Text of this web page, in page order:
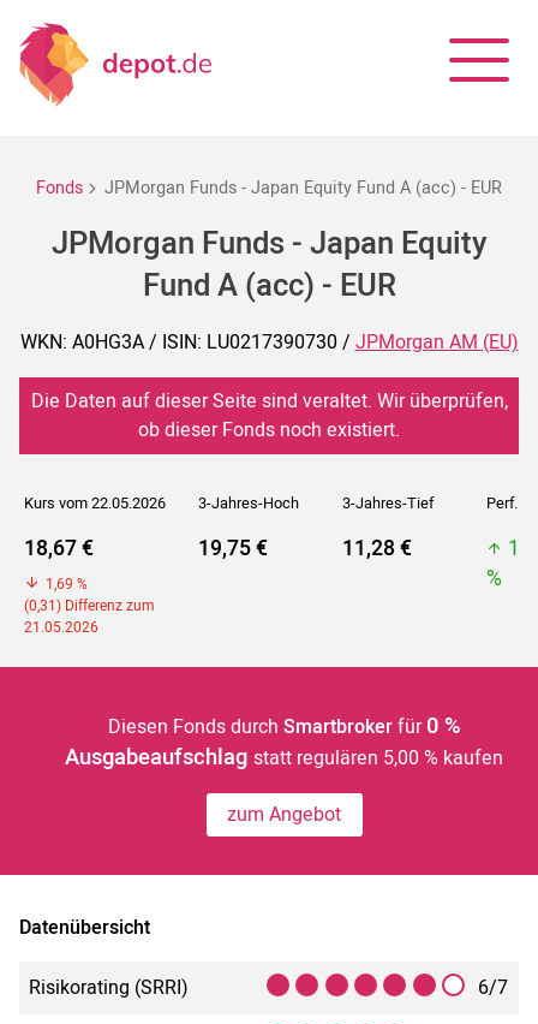
Fonds JPMorgan Funds - Japan Equity Fund A (acc) - EUR
JPMorgan Funds - Japan Equity
Fund A (acc) - EUR
WKN: A0HG3A / ISIN: LU0217390730 /JPMorgan AM (EU)
Die Daten auf dieser Seite sind veraltet. Wir überprüfen,
ob dieser Fonds noch existiert.
Kurs vom 22.05.2026 3-Jahres-Hoch 3-Jahres-Tief Perf. 5J
18,67 €
1,69 %
(0,31) Differenz zum
21.05.2026
19,75 € 11,28 €
%
Diesen Fonds durch Smartbrokerfür 0 %
Ausgabeaufschlagstatt regulären 5,00 % kaufen
zum Angebot
Datenübersicht
Risikorating (SRRI)
6/7